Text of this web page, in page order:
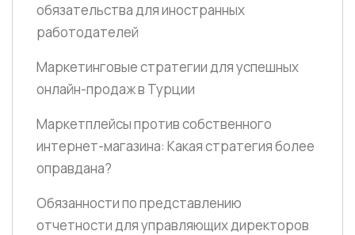
обязательства для иностранных
работодателей
Маркетинговые стратегии для успешных
онлайн-продаж в Турции
Маркетплейсы против собственного
интернет-магазина: Какая стратегия более
оправдана?
Обязанности по представлению
отчетности для управляющих директоров